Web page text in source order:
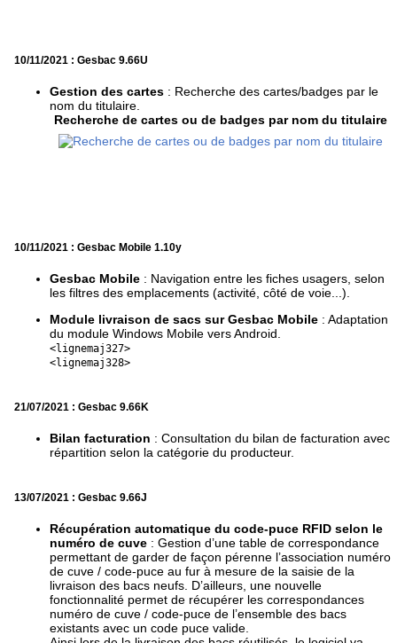
10/11/2021 : Gesbac 9.66U
Gestion des cartes : Recherche des cartes/badges par le
nom du titulaire.
Recherche de cartes ou de badges par nom du titulaire
10/11/2021 : Gesbac Mobile 1.10y
Gesbac Mobile : Navigation entre les fiches usagers, selon
les filtres des emplacements (activité, côté de voie...).
Module livraison de sacs sur Gesbac Mobile : Adaptation
du module Windows Mobile vers Android.
<lignemaj327>
<lignemaj328>
21/07/2021 : Gesbac 9.66K
Bilan facturation : Consultation du bilan de facturation avec
répartition selon la catégorie du producteur.
13/07/2021 : Gesbac 9.66J
Récupération automatique du code-puce RFID selon le
numéro de cuve : Gestion d’une table de correspondance
permettant de garder de façon pérenne l’association numéro
de cuve / code-puce au fur à mesure de la saisie de la
livraison des bacs neufs. D’ailleurs, une nouvelle
fonctionnalité permet de récupérer les correspondances
numéro de cuve / code-puce de l’ensemble des bacs
existants avec un code puce valide.